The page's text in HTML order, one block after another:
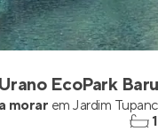
EcoPark
morar em Jardim